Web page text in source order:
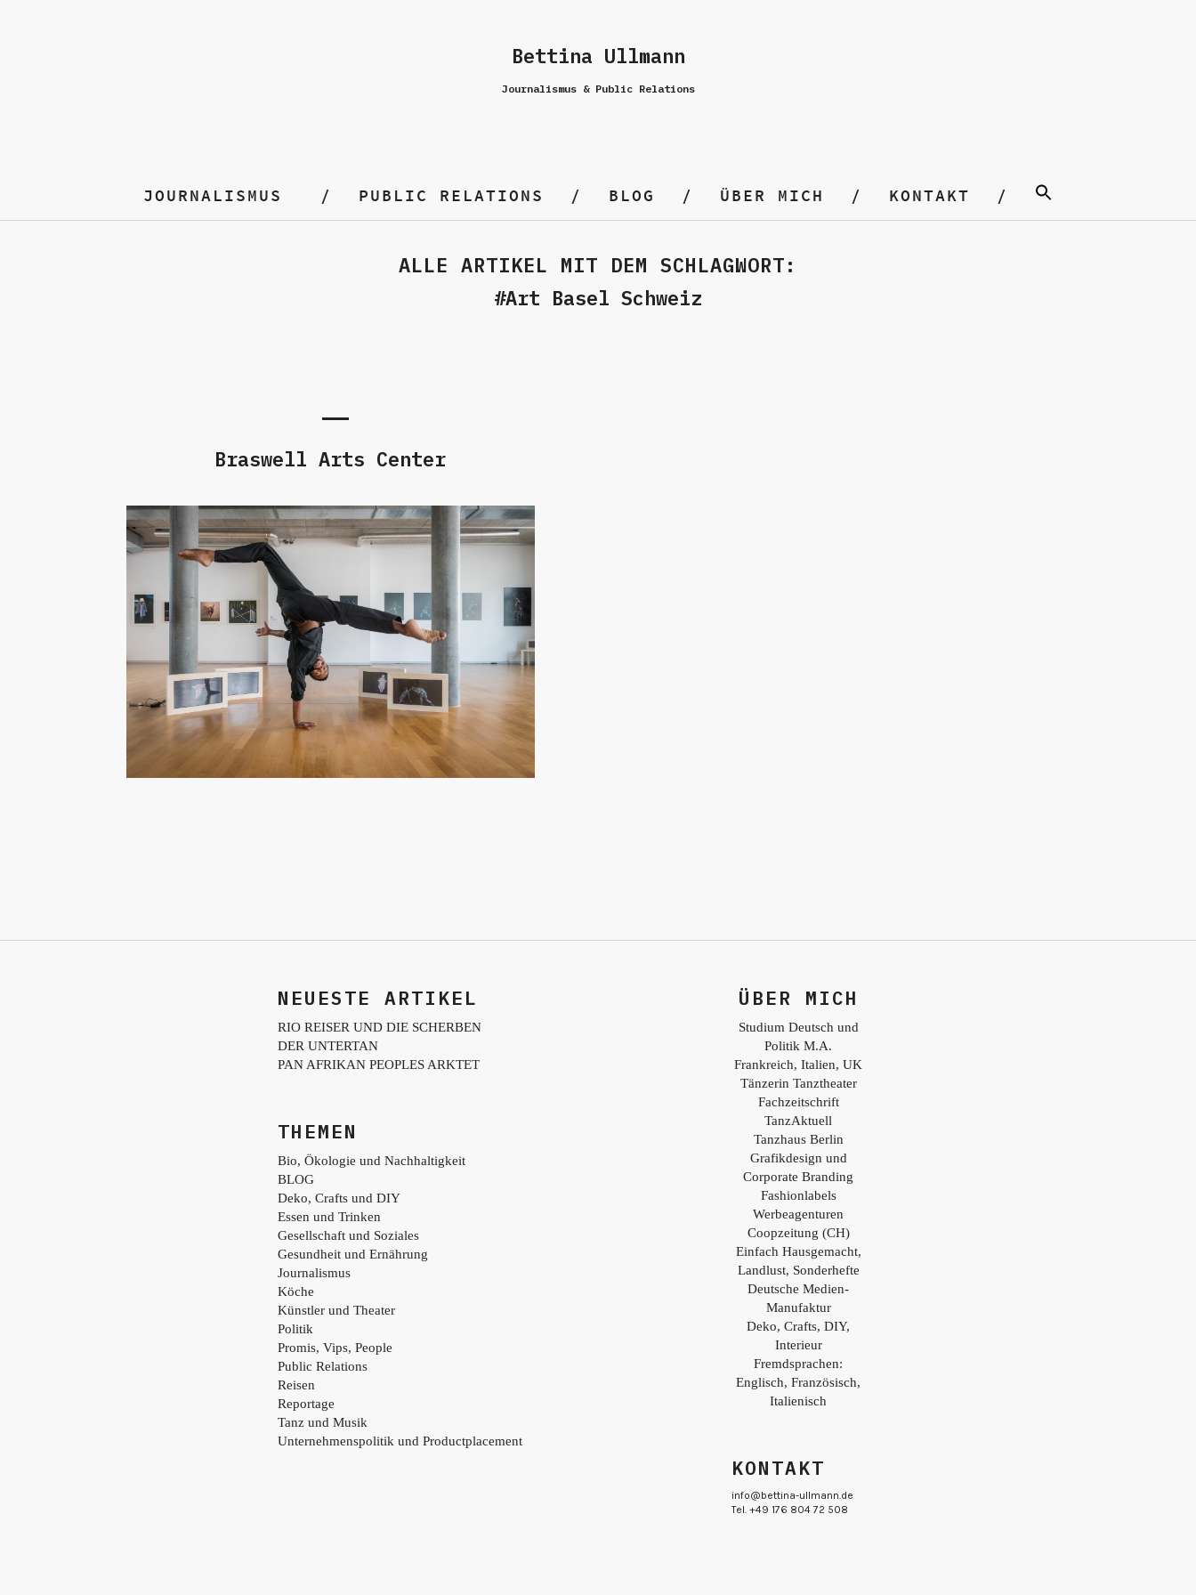
Bettina Ullmann
Journalismus & Public Relations
JOURNALISMUS PUBLIC RELATIONS BLOG ÜBER MICH KONTAKT
ALLE ARTIKEL MIT DEM SCHLAGWORT:
Art Basel Schweiz
Braswell Arts Center
NEUESTE ARTIKEL
RIO REISER UND DIE SCHERBEN
DER UNTERTAN
PAN AFRIKAN PEOPLES ARKTET
THEMEN
Bio, Ökologie und Nachhaltigkeit
BLOG
Deko, Crafts und DIY
Essen und Trinken
Gesellschaft und Soziales
Gesundheit und Ernährung
Journalismus
Köche
Künstler und Theater
Politik
Promis, Vips, People
Public Relations
Reisen
Reportage
Tanz und Musik
Unternehmenspolitik und Productplacement
ÜBER MICH
Studium Deutsch und
Politik M.A.
Frankreich, Italien, UK
Tänzerin Tanztheater
Fachzeitschrift
TanzAktuell
Tanzhaus Berlin
Grafikdesign und
Corporate Branding
Fashionlabels
Werbeagenturen
Coopzeitung (CH)
Einfach Hausgemacht,
Landlust, Sonderhefte
Deutsche Medien-
Manufaktur
Deko, Crafts, DIY,
Interieur
Fremdsprachen:
Englisch, Französisch,
Italienisch
KONTAKT
info@bettina-ullmann.de
Tel. +49 176 804 72 508